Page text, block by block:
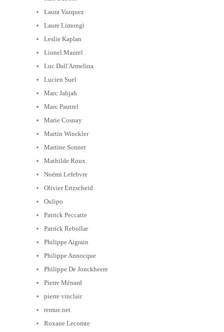
Laura Vazquez
Laure Limongi
Leslie Kaplan
Lionel Maurel
Luc Dall'Armelina
Lucien Suel
Marc Jahjah
Marc Pautrel
Marie Cosnay
Martin Winckler
Martine Sonnet
Mathilde Roux
Noémi Lefebvre
Olivier Ertzscheid
Oulipo
Patrick Peccatte
Patrick Rebollar
Philippe Aigrain
Philippe Annocque
Philippe De Jonckheere
Pierre Ménard
pierre vinclair
remue.net
Roxane Lecomte